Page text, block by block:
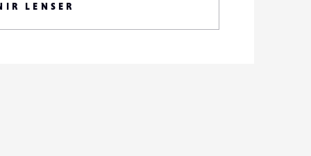
LENSER